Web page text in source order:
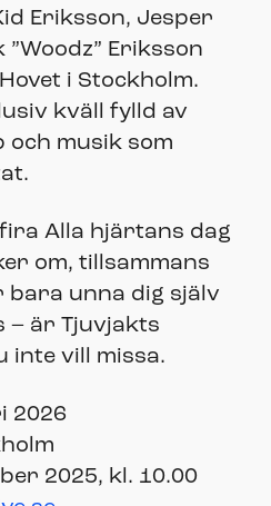
Eriksson, Jesper
Eriksson
i Stockholm.
kväll fylld av
och musik som
Alla hjärtans dag
om, tillsammans
bara unna dig själv
– är Tjuvjakts
inte vill missa.
2026
2025, kl. 10.00